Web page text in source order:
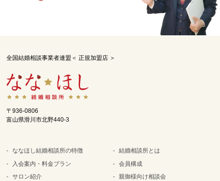
全国結婚相談事業者連盟＜ 正規加盟店 ＞
〒936-0806
富山県滑川市北野440-3
ななほし結婚相談所の特徴
入会案内・料金プラン
サロン紹介
結婚相談所とは
会員構成
親御様向け相談会